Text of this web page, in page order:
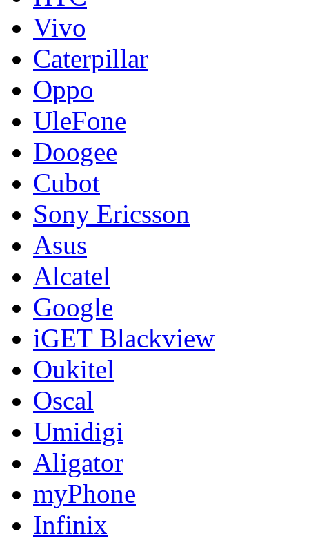
Vivo
Caterpillar
Oppo
UleFone
Doogee
Cubot
Sony Ericsson
Asus
Alcatel
Google
iGET Blackview
Oukitel
Oscal
Umidigi
Aligator
myPhone
Infinix